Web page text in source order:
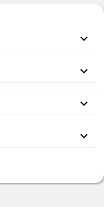



